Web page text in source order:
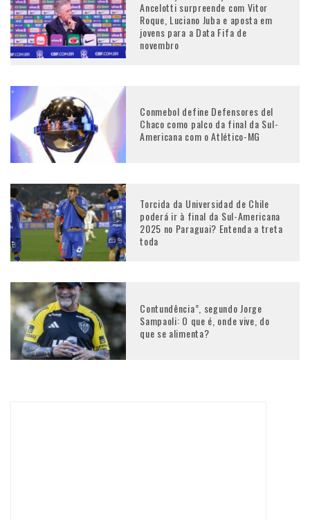
Ancelotti surpreende com Vitor
Roque, Luciano Juba e aposta em
jovens para a Data Fifa de
novembro
Conmebol define Defensores del
Chaco como palco da final da Sul-
Americana com o Atlético-MG
Torcida da Universidad de Chile
poderá ir à final da Sul-Americana
2025 no Paraguai? Entenda a treta
toda
Contundência”, segundo Jorge
Sampaoli: O que é, onde vive, do
que se alimenta?